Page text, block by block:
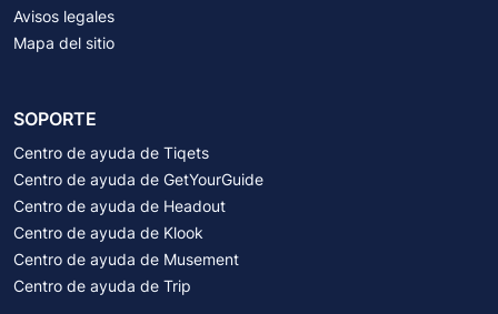
Avisos legales
Mapa del sitio
SOPORTE
Centro de ayuda de Tiqets
Centro de ayuda de GetYourGuide
Centro de ayuda de Headout
Centro de ayuda de Klook
Centro de ayuda de Musement
Centro de ayuda de Trip